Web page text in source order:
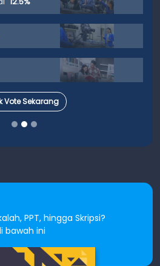
Vote Sekarang
PPT, hingga Skripsi?
bawah ini